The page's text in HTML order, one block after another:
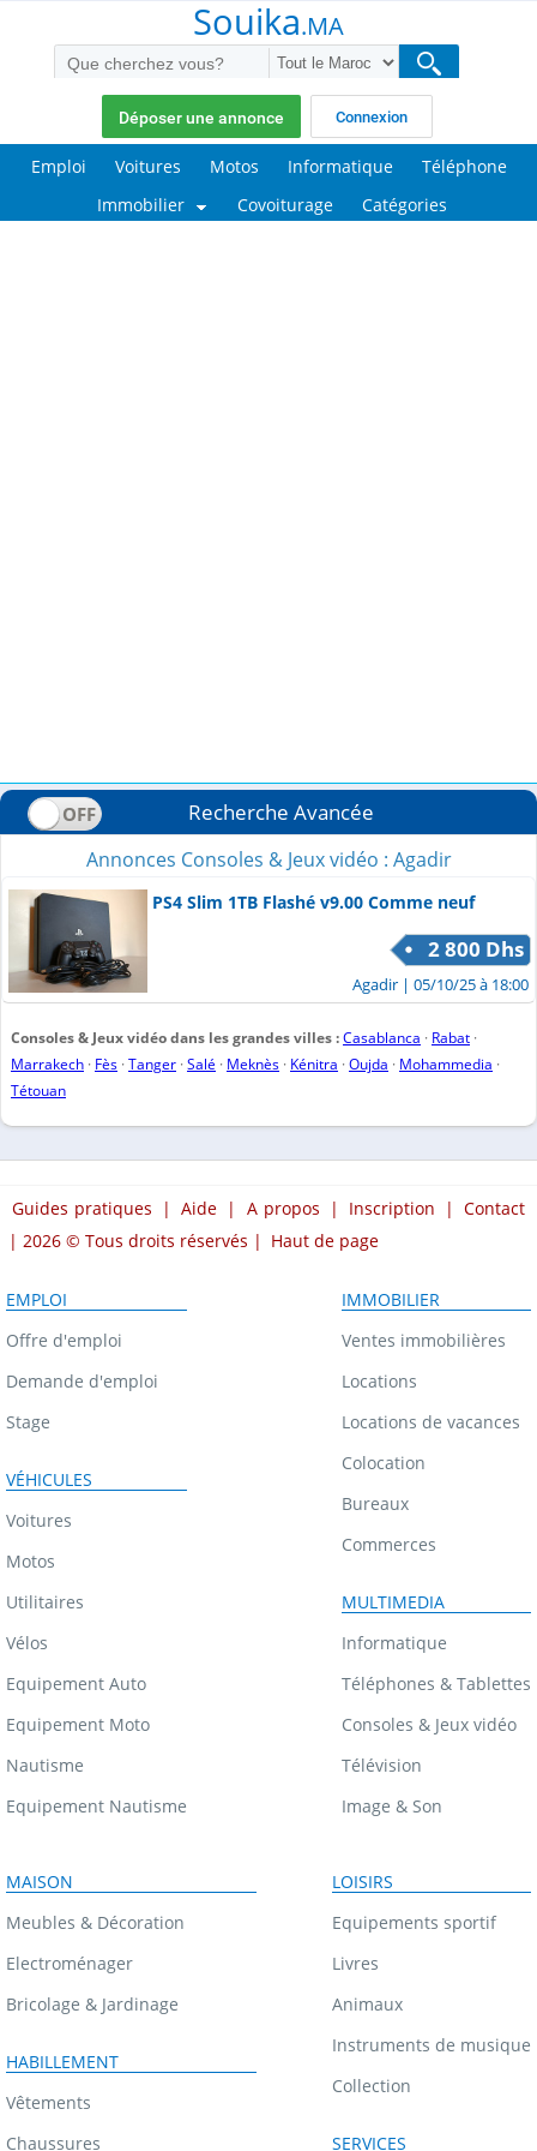
Souika.MA
Déposer une annonce Connexion
Emploi Voitures Motos Informatique
Téléphone
Immobilier
Covoiturage Catégories
Recherche Avancée
Annonces Consoles & Jeux vidéo : Agadir
PS4 Slim 1TB Flashé v9.00 Comme neuf
2 800 Dhs
Agadir | 05/10/25 à 18:00
Consoles & Jeux vidéo dans les grandes villes :Casablanca · Rabat ·
Marrakech · Fès ·Tanger ·Salé · Meknès · Kénitra ·Oujda · Mohammedia ·
Tétouan
Guides pratiques | Aide | A propos | Inscription | Contact
| 2026 © Tous droits réservés | Haut de page
EMPLOI
Offre d'emploi
Demande d'emploi
Stage
VÉHICULES
Voitures
Motos
Utilitaires
Vélos
Equipement Auto
Equipement Moto
Nautisme
Equipement Nautisme
IMMOBILIER
Ventes immobilières
Locations
Locations de vacances
Colocation
Bureaux
Commerces
MULTIMEDIA
Informatique
Téléphones & Tablettes
Consoles & Jeux vidéo
Télévision
Image & Son
MAISON
Meubles & Décoration
Electroménager
Bricolage & Jardinage
HABILLEMENT
Vêtements
Chaussures
LOISIRS
Equipements sportif
Livres
Animaux
Instruments de musique
Collection
SERVICES